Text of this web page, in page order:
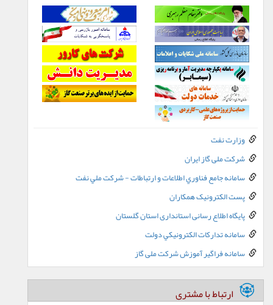
وزارت نفت
شرکت ملی گاز ایران
سامانه جامع فناوري اطلاعات و ارتباطات - شرکت ملي نفت
پست الکترونيک همکاران
پایگاه اطلاع رسانی استانداری استان گلستان
سامانه تدارکات الکترونيکي دولت
سامانه فراگیر آموزش شرکت ملی گاز
ارتباط با مشتری